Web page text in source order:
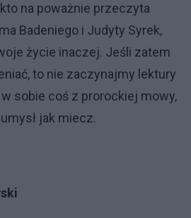
na poważnie przeczyta
Badeniego i Judyty Syrek,
życie inaczej. Jeśli zatem
to nie zaczynajmy lektury
sobie coś z prorockiej mowy,
jak miecz.